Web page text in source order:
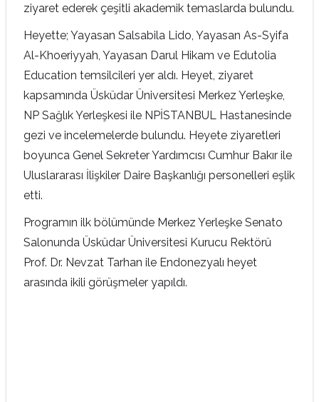
ziyaret ederek çeşitli akademik temaslarda bulundu.
Heyette; Yayasan Salsabila Lido, Yayasan As-Syifa
Al-Khoeriyyah, Yayasan Darul Hikam ve Edutolia
Education temsilcileri yer aldı. Heyet, ziyaret
kapsamında Üsküdar Üniversitesi Merkez Yerleşke,
NP Sağlık Yerleşkesi ile NPİSTANBUL Hastanesinde
gezi ve incelemelerde bulundu. Heyete ziyaretleri
boyunca Genel Sekreter Yardımcısı Cumhur Bakır ile
Uluslararası İlişkiler Daire Başkanlığı personelleri eşlik
etti.
Programın ilk bölümünde Merkez Yerleşke Senato
Salonunda Üsküdar Üniversitesi Kurucu Rektörü
Prof. Dr. Nevzat Tarhan ile Endonezyalı heyet
arasında ikili görüşmeler yapıldı.